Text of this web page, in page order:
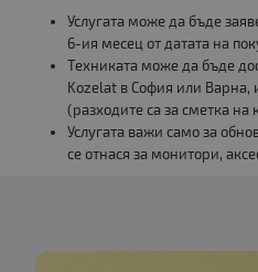
Услугата може да бъде
6-ия месец от датата на
Техниката може да бъде
Kozelat в София или Варна,
(разходите са за сметка на
Услугата важи само за
се отнася за монитори,